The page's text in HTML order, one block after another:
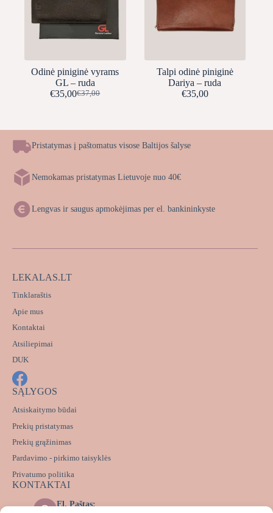
Odinė piniginė vyrams
GL – ruda
€37,00
Original
€37,00.
€35,00Current
€35,00.
Talpi odinė piniginė
Dariya – ruda
€35,00
Pristatymas į paštomatus visose Baltijos šalyse
Nemokamas pristatymas Lietuvoje nuo 40€
Lengvas ir saugus apmokėjimas per el. bankininkyste
LEKALAS.LT
Tinklaraštis
Apie mus
Kontaktai
Atsiliepimai
DUK
SĄLYGOS
Atsiskaitymo būdai
Prekių pristatymas
Prekių grąžinimas
Pardavimo - pirkimo taisyklės
Privatumo politika
KONTAKTAI
El. Paštas: